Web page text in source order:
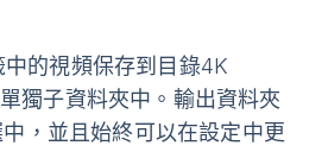
的視頻保存到目錄4K
獨子資料夾中。輸出資料夾
，並且始終可以在設定中更